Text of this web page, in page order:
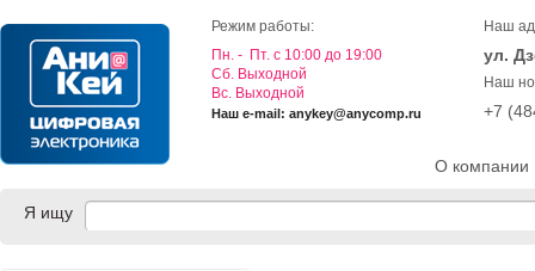
О компании
Режим работы:
Пн. - Пт. с 10:00 до 19:00
Cб. Выходной
Вс. Выходной
Наш e-mail: anykey@anycomp.ru
Наш
ул.
Наш
+7
Я ищу